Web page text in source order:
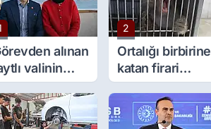
alınan
valinin
sürpriz
2
Ortalığı birbirine
katan firari
maymun, kadını
yaraladı